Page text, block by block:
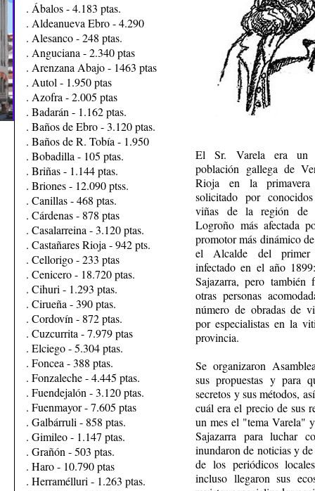
. Ábalos - 4.183 ptas.
. Aldeanueva Ebro - 4.290
. Alesanco - 248 ptas.
. Anguciana - 2.340 ptas
. Arenzana Abajo - 1463 ptas
. Autol - 1.950 ptas
. Azofra - 2.005 ptas
. Badarán - 1.162 ptas.
. Baños de Ebro - 3.120 ptas.
. Baños de R. Tobía - 1.950
. Bobadilla - 105 ptas.
. Briñas - 1.144 ptas.
. Briones - 12.090 ptss.
. Canillas - 468 ptas.
. Cárdenas - 878 ptas
. Casalarreina - 3.120 ptas.
. Castañares Rioja - 942 pts.
. Cellorigo - 233 ptas
. Cenicero - 18.720 ptas.
. Cihuri - 1.293 ptas.
. Cirueña - 390 ptas.
. Cordovín - 872 ptas.
. Cuzcurrita - 7.979 ptas
. Elciego - 5.304 ptas.
. Foncea - 388 ptas.
. Fonzaleche - 4.445 ptas.
. Fuendejalón - 3.120 ptas.
. Fuenmayor - 7.605 ptas
. Galbárruli - 858 ptas.
. Gimileo - 1.147 ptas.
. Grañón - 503 ptas.
. Haro - 10.790 ptas
. Herramélluri - 1.263 ptas.
El Sr. Varela era un
población gallega de
Rioja en la
solicitado por
viñas de la región de
Logroño más afectada
promotor más dinámico
el Alcalde del primer
infectado en el año
Sajazarra, pero también
otras personas
número de obradas de
por especialistas en la
provincia.
Se organizaron
sus propuestas y para
secretos y sus métodos,
cuál era el precio de sus
un mes el "tema Varela"
Sajazarra para luchar
inundaron de noticias y
de los periódicos
incluso llegaron sus